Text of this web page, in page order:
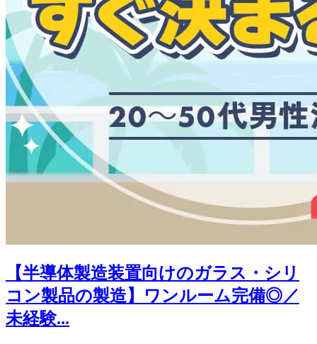
【半導体製造装置向けのガラス・シリ
コン製品の製造】ワンルーム完備◎／
未経験...